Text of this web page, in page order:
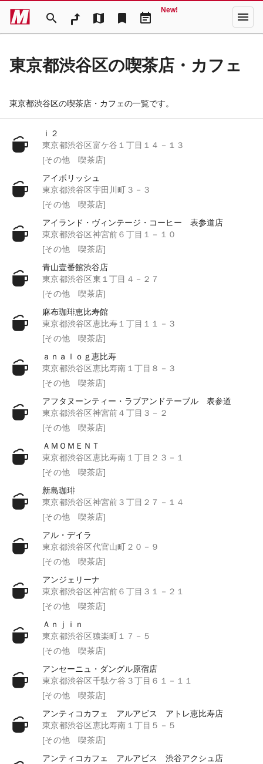
search map bookmark event_note
New! menu
東京都渋谷区の喫茶店・カフェ
東京都渋谷区の喫茶店・カフェの一覧です。
ｉ２
東京都渋谷区富ケ谷１丁目１４－１３
[その他 喫茶店]
アイボリッシュ
東京都渋谷区宇田川町３－３
[その他 喫茶店]
アイランド・ヴィンテージ・コーヒー 表参道店
東京都渋谷区神宮前６丁目１－１０
[その他 喫茶店]
青山壹番館渋谷店
東京都渋谷区東１丁目４－２７
[その他 喫茶店]
麻布珈琲恵比寿館
東京都渋谷区恵比寿１丁目１１－３
[その他 喫茶店]
ａｎａｌｏｇ恵比寿
東京都渋谷区恵比寿南１丁目８－３
[その他 喫茶店]
アフタヌーンティー・ラブアンドテーブル 表参道
東京都渋谷区神宮前４丁目３－２
[その他 喫茶店]
ＡＭＯＭＥＮＴ
東京都渋谷区恵比寿南１丁目２３－１
[その他 喫茶店]
新島珈琲
東京都渋谷区神宮前３丁目２７－１４
[その他 喫茶店]
アル・デイラ
東京都渋谷区代官山町２０－９
[その他 喫茶店]
アンジェリーナ
東京都渋谷区神宮前６丁目３１－２１
[その他 喫茶店]
Ａｎｊｉｎ
東京都渋谷区猿楽町１７－５
[その他 喫茶店]
アンセーニュ・ダングル原宿店
東京都渋谷区千駄ケ谷３丁目６１－１１
[その他 喫茶店]
アンティコカフェ アルアビス アトレ恵比寿店
東京都渋谷区恵比寿南１丁目５－５
[その他 喫茶店]
アンティコカフェ アルアビス 渋谷アクシュ店